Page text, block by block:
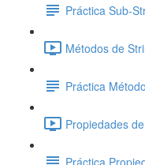
Práctica Sub-
Métodos de
Práctica
Propiedades
Práctica